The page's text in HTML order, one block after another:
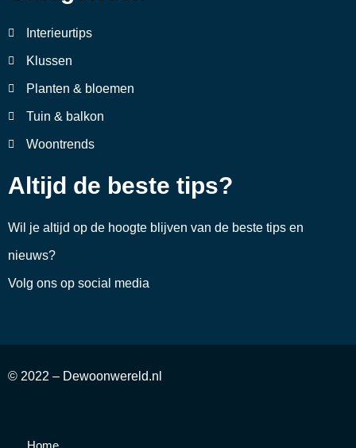
Interieurtips
Klussen
Planten & bloemen
Tuin & balkon
Woontrends
Altijd de beste tips?
Wil je altijd op de hoogte blijven van de beste tips en
nieuws?
Volg ons op social media
© 2022 – Dewoonwereld.nl
Home